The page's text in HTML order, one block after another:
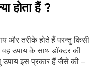
होता हैं ?
और तरीके होते हैं परन्तु किसी
वह उपाय के साथ डॉक्टर की
इस प्रकार हैं जैसे की –